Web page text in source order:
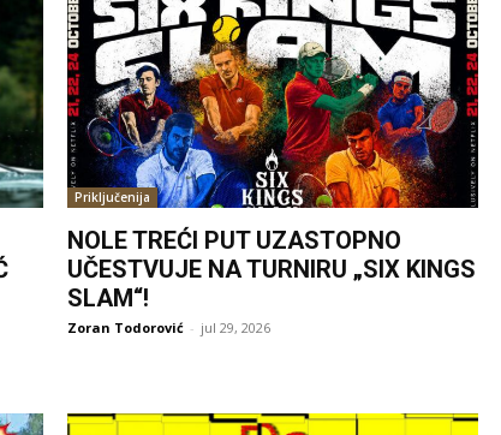
Priključenija
NOLE TREĆI PUT UZASTOPNO
UČESTVUJE NA TURNIRU „SIX KINGS
SLAM“!
Zoran Todorović - jul 29, 2026